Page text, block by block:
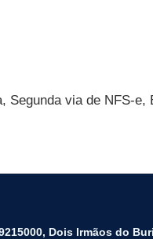
Segunda via de NFS-
Dois Irmãos do